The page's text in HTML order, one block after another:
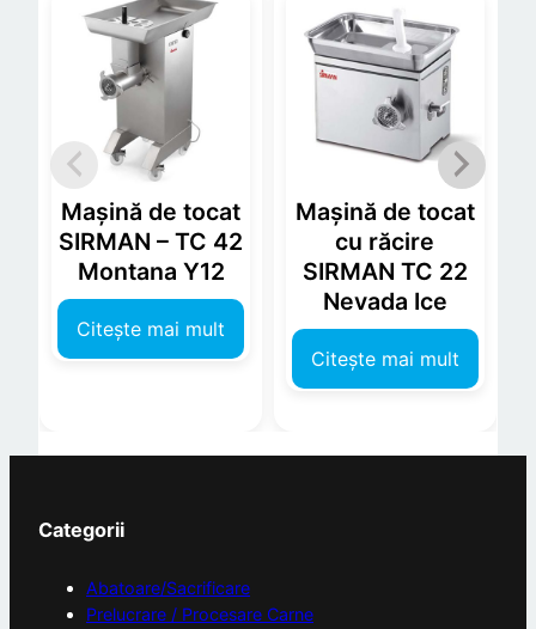
Mașină de tocat
SIRMAN – TC 42
Montana Y12
Citește mai mult
Mașină de tocat
cu răcire
SIRMAN TC 22
Nevada Ice
Citește mai mult
Categorii
Abatoare/Sacrificare
Prelucrare / Procesare Carne